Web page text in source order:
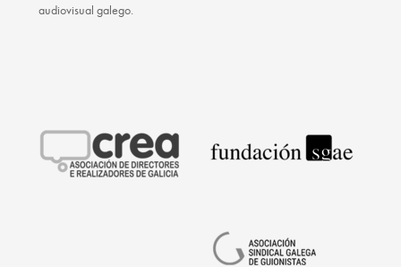
audiovisual galego.